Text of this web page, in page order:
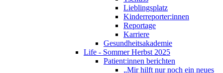
Lieblingsplatz
Kinderreporter:innen
Reportage
Karriere
Gesundheitsakademie
Life - Sommer Herbst 2025
Patient:innen berichten
„Mir hilft nur noch ein neues